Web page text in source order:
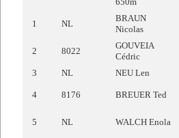
1 NL
BRAUN
Nicolas
2 8022
GOUVEIA
Cédric
3
NL NEU Len
4 8176 BREUER Ted
5 NL WALCH Enola